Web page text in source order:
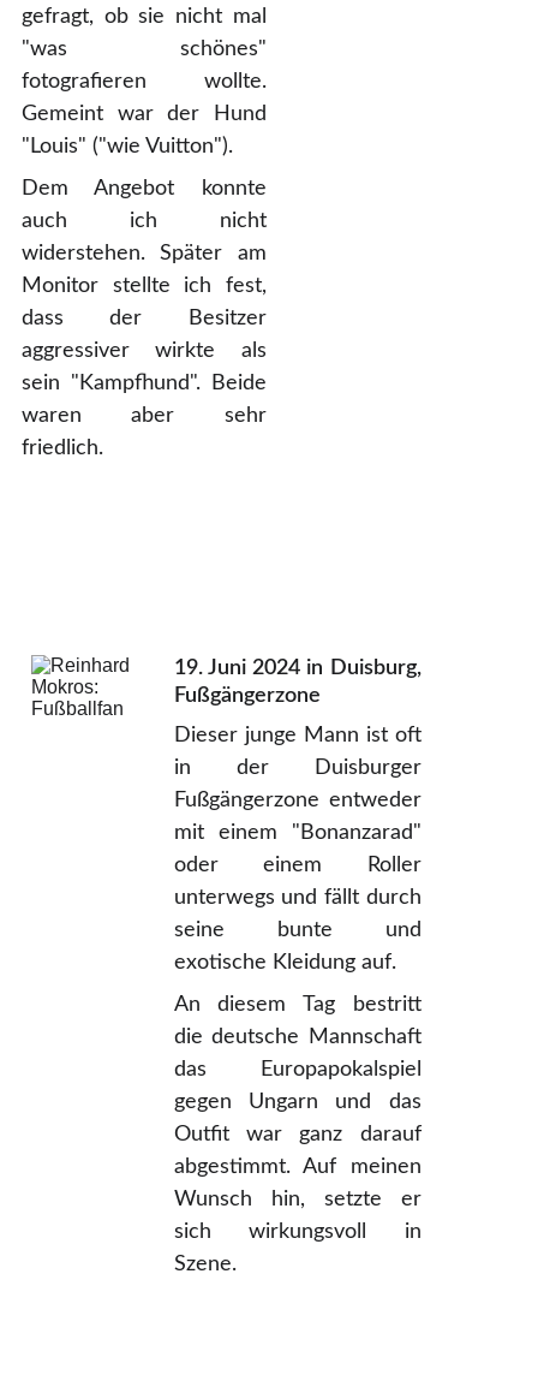
gefragt, ob sie nicht mal
"was schönes"
fotografieren wollte.
Gemeint war der Hund
"Louis" ("wie Vuitton").
Dem Angebot konnte
auch ich nicht
widerstehen. Später am
Monitor stellte ich fest,
dass der Besitzer
aggressiver wirkte als
sein "Kampfhund". Beide
waren aber sehr
friedlich.
19. Juni 2024 in Duisburg,
Fußgängerzone
Dieser junge Mann ist oft
in der Duisburger
Fußgängerzone entweder
mit einem "Bonanzarad"
oder einem Roller
unterwegs und fällt durch
seine bunte und
exotische Kleidung auf.
An diesem Tag bestritt
die deutsche Mannschaft
das Europapokalspiel
gegen Ungarn und das
Outfit war ganz darauf
abgestimmt. Auf meinen
Wunsch hin, setzte er
sich wirkungsvoll in
Szene.